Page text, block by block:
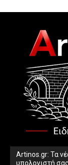
Artinos.gr: Τα
υπολογιστή σας